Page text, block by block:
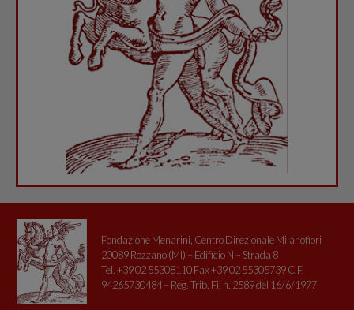
Fondazione Menarini, Centro Direzionale Milanofiori
20089 Rozzano (MI) – Edificio N – Strada 8
Tel. +39 02 55308110 Fax +39 02 55305739 C.F.
94265730484 – Reg. Trib. Fi. n. 2589 del 16/6/1977